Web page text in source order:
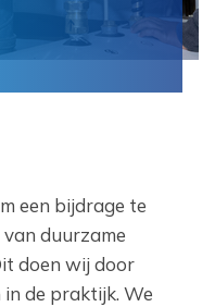
een bijdrage te
duurzame
doen wij door
de praktijk. We